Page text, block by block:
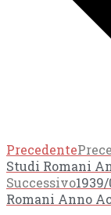
Precedente
Studi Romani
Successivo
Romani Anno